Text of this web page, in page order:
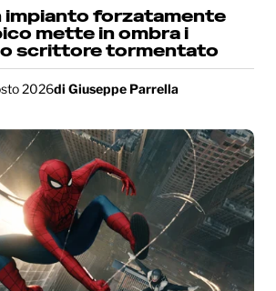
impianto forzatamente
mette in ombra i
scrittore tormentato
2026di Giuseppe Parrella